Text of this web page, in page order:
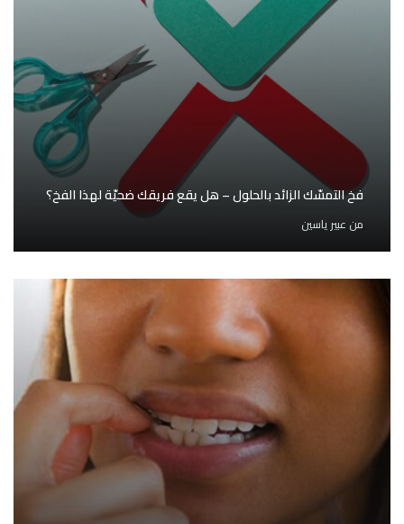
فخ التمسّك الزائد بالحلول – هل يقع فريقك ضحيّة لهذا الفخ؟
من عبير ياسين